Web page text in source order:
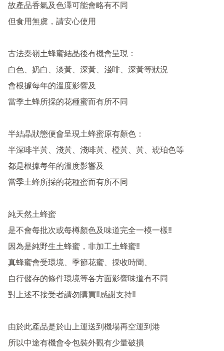
故產品香氣及色澤可能會略有不同
但食用無虞，請安心使用
古法秦嶺土蜂蜜結晶後有機會呈現：
白色、奶白、淡黃、深黃、淺啡、深黃等狀況
會根據每年的溫度影響及
當季土蜂所採的花種蜜而有所不同
半結晶狀態便會呈現土蜂蜜原有顏色：
半深啡半黃、淺黃、淺啡黃、橙黃、黃、琥珀色等
都是根據每年的溫度影響及
當季土蜂所採的花種蜜而有所不同
純天然土蜂蜜
是不會每批次或每樽顏色及味道完全一模一樣‼️
因為是純野生土蜂蜜，非加工土蜂蜜‼️
真蜂蜜會受環境、季節花蜜、採收時間、
自行儲存的條件環境等各方面影響味道有不同
對上述不接受者請勿購買‼️感謝支持‼️
由於此產品是於山上運送到機場再空運到港
所以中途有機會令包裝外觀有少量破損